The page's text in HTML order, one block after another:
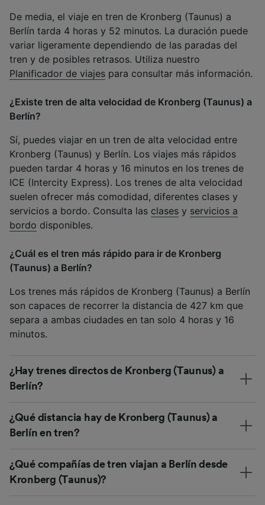
De media, el viaje en tren de Kronberg (Taunus) a
Berlín tarda 4 horas y 52 minutos. La duración puede
variar ligeramente dependiendo de las paradas del
tren y de posibles retrasos. Utiliza nuestro
Planificador de viajes para consultar más información.
¿Existe tren de alta velocidad de Kronberg (Taunus) a
Berlín?
Sí, puedes viajar en un tren de alta velocidad entre
Kronberg (Taunus) y Berlín. Los viajes más rápidos
pueden tardar 4 horas y 16 minutos en los trenes de
ICE (Intercity Express). Los trenes de alta velocidad
suelen ofrecer más comodidad, diferentes clases y
servicios a bordo. Consulta las clases y servicios a
bordo disponibles.
¿Cuál es el tren más rápido para ir de Kronberg
(Taunus) a Berlín?
Los trenes más rápidos de Kronberg (Taunus) a Berlín
son capaces de recorrer la distancia de 427 km que
separa a ambas ciudades en tan solo 4 horas y 16
minutos.
¿Hay trenes directos de Kronberg (Taunus) a
Berlín?
¿Qué distancia hay de Kronberg (Taunus) a
Berlín en tren?
¿Qué compañías de tren viajan a Berlín desde
Kronberg (Taunus)?